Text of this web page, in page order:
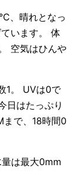
、晴れとなっ
います。 体
空気はひんや
1。 UVは0で
日はたっぷり
まで、18時間0
は最大0mm